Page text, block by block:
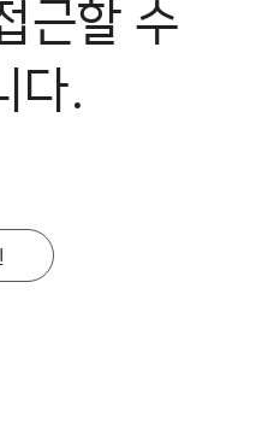
근할 수
다.